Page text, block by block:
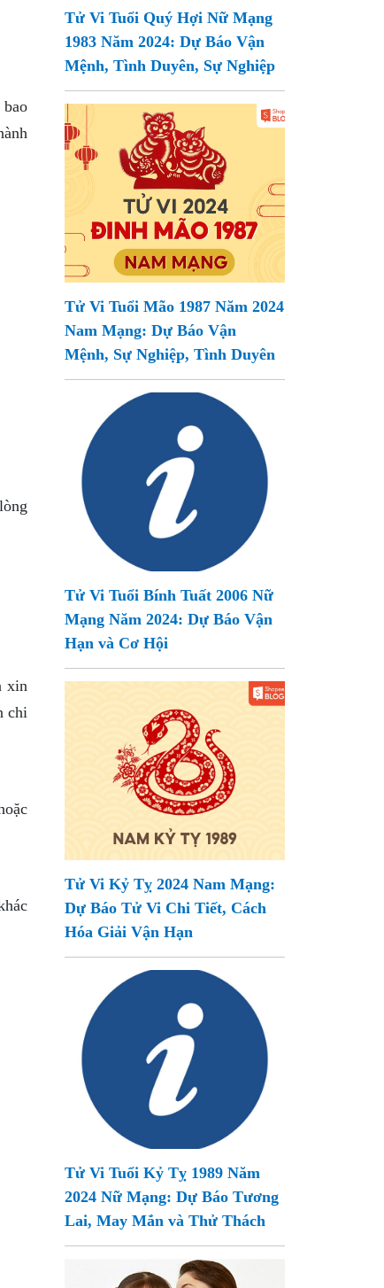
xin
chi
Tử Vi Tuổi Quý Hợi Nữ Mạng
1983 Năm 2024: Dự Báo Vận
Mệnh, Tình Duyên, Sự Nghiệp
Tử Vi Tuổi Mão 1987 Năm 2024
Nam Mạng: Dự Báo Vận
Mệnh, Sự Nghiệp, Tình Duyên
Tử Vi Tuổi Bính Tuất 2006 Nữ
Mạng Năm 2024: Dự Báo Vận
Hạn và Cơ Hội
Tử Vi Kỷ Tỵ 2024 Nam Mạng:
Dự Báo Tử Vi Chi Tiết, Cách
Hóa Giải Vận Hạn
Tử Vi Tuổi Kỷ Tỵ 1989 Năm
2024 Nữ Mạng: Dự Báo Tương
Lai, May Mắn và Thử Thách